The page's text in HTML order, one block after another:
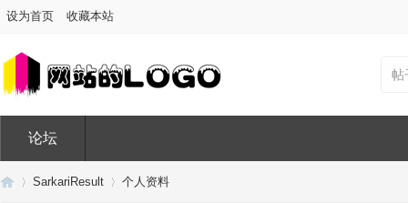
设为首页 收藏本站
帖
论坛
SarkariResult 个人资料